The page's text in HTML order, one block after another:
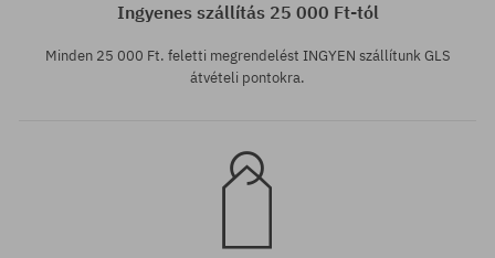
Ingyenes szállítás 25 000 Ft-tól
Minden 25 000 Ft. feletti megrendelést INGYEN szállítunk GLS
átvételi pontokra.